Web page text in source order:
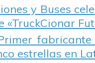
y Buses
estrellas en